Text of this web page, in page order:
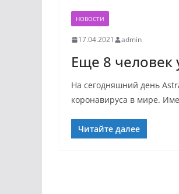
НОВОСТИ
17.04.2021 admin
Еще 8 человек
На сегодняшний день
коронавируса в мире.
Читайте далее